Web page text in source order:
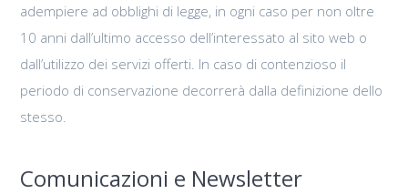
adempiere ad obblighi di legge, in ogni caso per non oltre
10 anni dall’ultimo accesso dell’interessato al sito web o
dall’utilizzo dei servizi offerti. In caso di contenzioso il
periodo di conservazione decorrerà dalla definizione dello
stesso.
Comunicazioni e Newsletter